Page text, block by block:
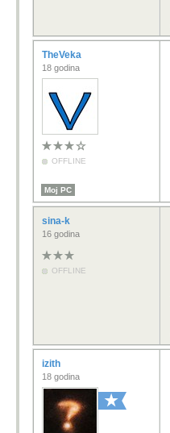
TheVeka
18 godina
OFFLINE
Moj PC
sina-k
16 godina
OFFLINE
izith
18 godina